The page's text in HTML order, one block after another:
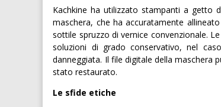
Kachkine ha utilizzato stampanti a getto
maschera, che ha accuratamente
sottile spruzzo di vernice convenzionale.
soluzioni di grado conservativo, nel
danneggiata. Il file digitale della maschera
stato restaurato.
Le sfide etiche